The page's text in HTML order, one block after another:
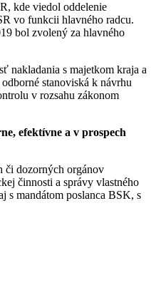
kde viedol oddelenie
vo funkcii hlavného radcu.
bol zvolený za hlavného
nakladania s majetkom kraja a
stanoviská k návrhu
v rozsahu zákonom
efektívne a v prospech
či dozorných orgánov
činnosti a správy vlastného
s mandátom poslanca BSK, s